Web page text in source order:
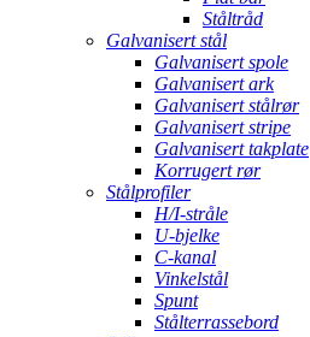
Ståltråd
Galvanisert stål
Galvanisert spole
Galvanisert ark
Galvanisert stålrør
Galvanisert stripe
Galvanisert takplate
Korrugert rør
Stålprofiler
H/I-stråle
U-bjelke
C-kanal
Vinkelstål
Spunt
Stålterrassebord